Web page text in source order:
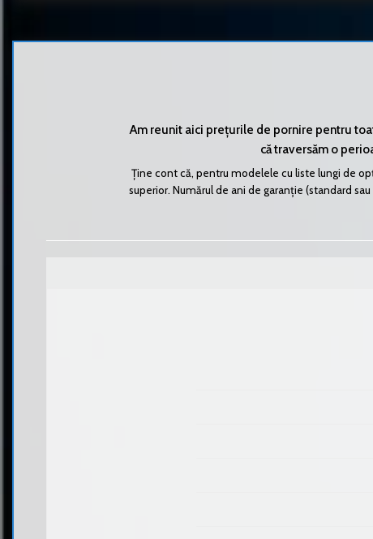
Am reunit aici prețurile de pornire pentru
că traversăm o
Ține cont că, pentru modelele cu liste lungi de
superior. Numărul de ani de garanție (standard